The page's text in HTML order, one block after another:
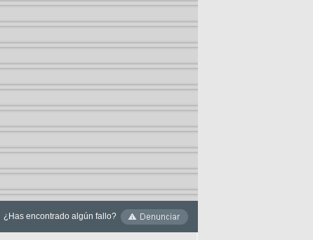
¿Has encontrado algún fallo?